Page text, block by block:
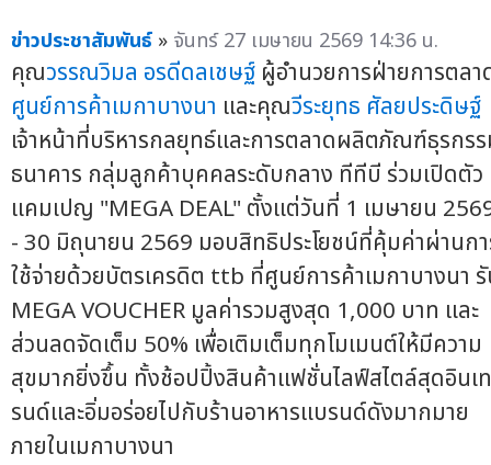
ข่าวประชาสัมพันธ์ » จันทร์ 27 เมษายน 2569 14:36 น.
คุณวรรณวิมล อรดีดลเชษฐ์ ผู้อำนวยการฝ่ายการตลา
ศูนย์การค้าเมกาบางนา และคุณวีระยุทธ ศัลยประดิษฐ์
เจ้าหน้าที่บริหารกลยุทธ์และการตลาดผลิตภัณฑ์ธุรกร
ธนาคาร กลุ่มลูกค้าบุคคลระดับกลาง ทีทีบี ร่วมเปิดตัว
แคมเปญ "MEGA DEAL" ตั้งแต่วันที่ 1 เมษายน
- 30 มิถุนายน 2569 มอบสิทธิประโยชน์ที่คุ้มค่าผ่านก
ใช้จ่ายด้วยบัตรเครดิต ttb ที่ศูนย์การค้าเมกาบางนา
MEGA VOUCHER มูลค่ารวมสูงสุด 1,000 บาท และ
ส่วนลดจัดเต็ม 50% เพื่อเติมเต็มทุกโมเมนต์ให้มีความ
สุขมากยิ่งขึ้น ทั้งช้อปปิ้งสินค้าแฟชั่นไลฟ์สไตล์สุดอินเท
รนด์และอิ่มอร่อยไปกับร้านอาหารแบรนด์ดังมากมาย
ภายในเมกาบางนา